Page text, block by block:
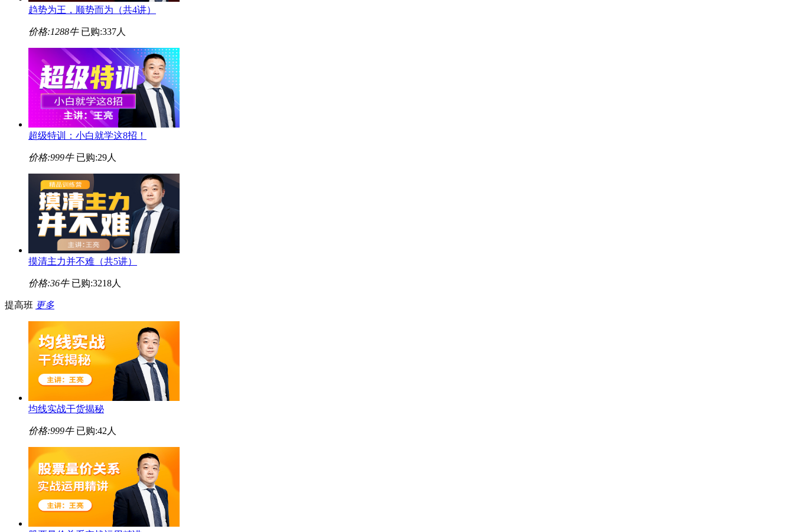
趋势为王，顺势而为（共4讲）
价格:1288牛 已购:337人
超级特训：小白就学这8招！
价格:999牛 已购:29人
摸清主力并不难（共5讲）
价格:36牛 已购:3218人
提高班 更多
均线实战干货揭秘
价格:999牛 已购:42人